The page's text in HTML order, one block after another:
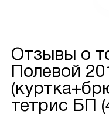
Отзывы о
Полевой
тетрис БП